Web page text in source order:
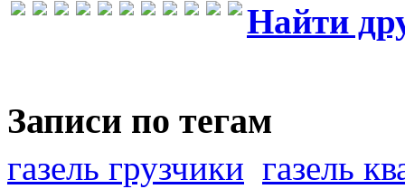
Найти
Записи по тегам
газель грузчики газель